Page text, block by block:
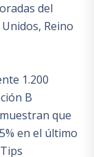
del
Reino
1.200
B
que
en el último